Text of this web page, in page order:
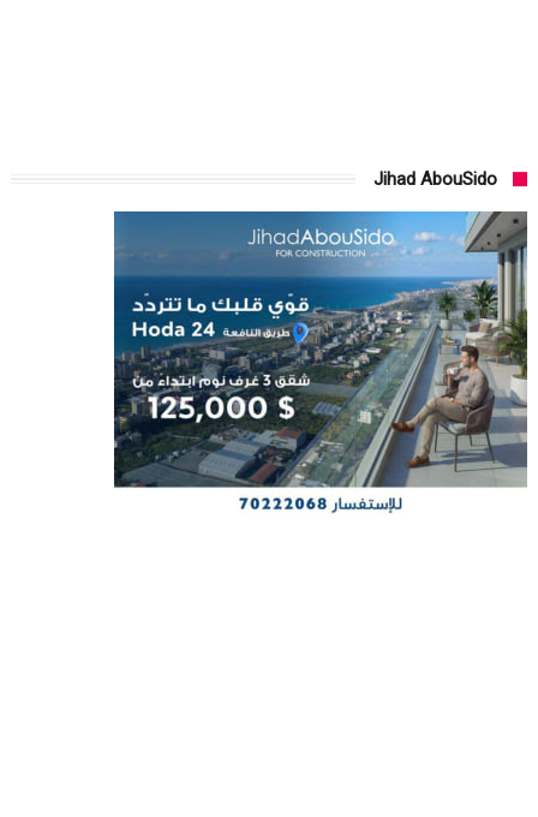
Jihad AbouSido